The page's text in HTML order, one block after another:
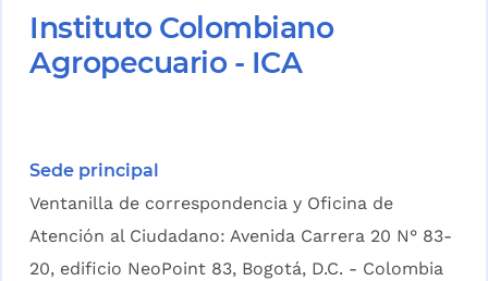
Instituto Colombiano
Agropecuario - ICA
Sede principal
Ventanilla de correspondencia y Oficina de
Atención al Ciudadano: Avenida Carrera 20 N° 83-
20, edificio NeoPoint 83, Bogotá, D.C. - Colombia